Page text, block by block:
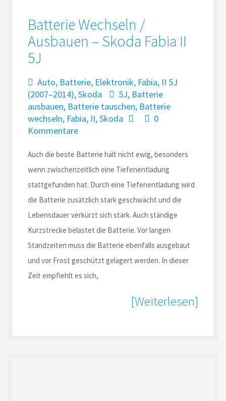
Batterie Wechseln /
Ausbauen – Skoda Fabia II
5J
Auto, Batterie, Elektronik, Fabia, II 5J
(2007–2014),Skoda 5J, Batterie
ausbauen, Batterie tauschen, Batterie
wechseln, Fabia, II,Skoda
0
Kommentare
Auch die beste Batterie hält nicht ewig, besonders
wenn zwischenzeitlich eine Tiefenentladung
stattgefunden hat. Durch eine Tiefenentladung wird
die Batterie zusätzlich stark geschwächt und die
Lebensdauer verkürzt sich stark. Auch ständige
Kurzstrecke belastet die Batterie. Vor langen
Standzeiten muss die Batterie ebenfalls ausgebaut
und vor Frost geschützt gelagert werden. In dieser
Zeit empfiehlt es sich,
[Weiterlesen]